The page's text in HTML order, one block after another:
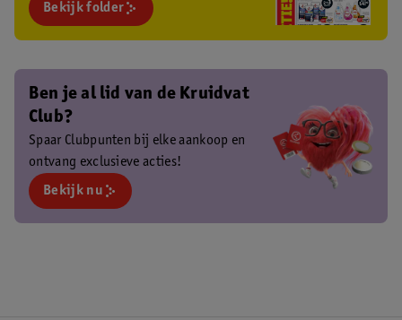
Bekijk folder
Ben je al lid van de Kruidvat
Club?
Spaar Clubpunten bij elke aankoop en
ontvang exclusieve acties!
Bekijk nu